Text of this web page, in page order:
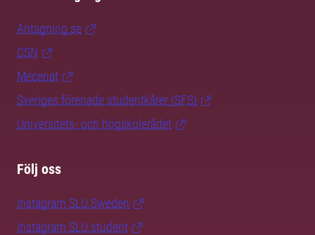
Antagning.se
CSN
Mecenat
Sveriges förenade studentkårer (SFS)
Universitets- och högskolerådet
Följ oss
Instagram SLU.Sweden
Instagram SLU.student